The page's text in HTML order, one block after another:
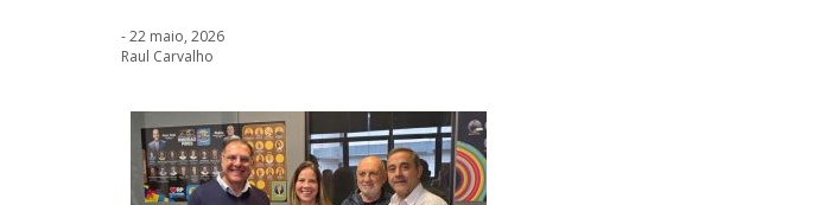
- 22 maio, 2026
Raul Carvalho